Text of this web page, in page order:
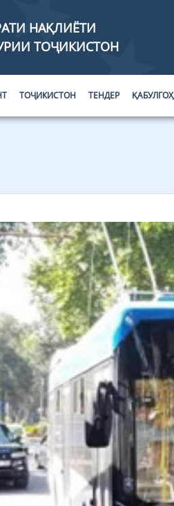
НАҚЛИЁТИ
ТОҶИКИСТОН
ТОҶИКИСТОН ТЕНДЕР ҚАБУЛГОҲ